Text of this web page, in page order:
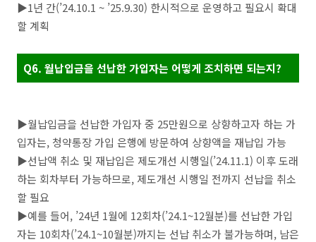
▶1년 간(’24.10.1 ~ ’25.9.30) 한시적으로 운영하고 필요시 확대
할 계획
Q6. 월납입금을 선납한 가입자는 어떻게 조치하면 되는지?
▶월납입금을 선납한 가입자 중 25만원으로 상향하고자 하는 가
입자는, 청약통장 가입 은행에 방문하여 상향액을 재납입 가능
▶선납액 취소 및 재납입은 제도개선 시행일(’24.11.1) 이후 도래
하는 회차부터 가능하므로, 제도개선 시행일 전까지 선납을 취소
할 필요
▶예를 들어, ’24년 1월에 12회차(’24.1~12월분)를 선납한 가입
자는 10회차(’24.1~10월분)까지는 선납 취소가 불가능하며, 남은